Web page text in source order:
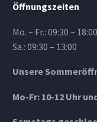
Öffnungszeiten
Mo. – Fr.: 09:30 – 18:00
Sa.: 09:30 – 13:00
Unsere
Mo-Fr: 10-12 Uhr